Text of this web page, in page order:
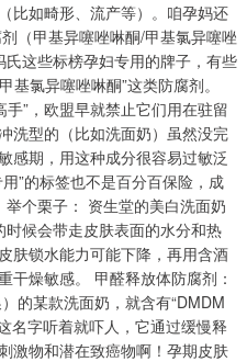
比如畸形、流产等）。咱孕妈还
（甲基异噻唑啉酮/甲基氯异噻唑
这些标榜孕妇专用的牌子，有些
基氯异噻唑啉酮”这类防腐剂。
”，欧盟早就禁止它们用在驻留
洗型的（比如洗面奶）虽然没完
感期，用这种成分很容易过敏泛
”的标签也不是百分百保险，成
个栗子： 资生堂的美白洗面奶
候会带走皮肤表面的水分和热
肤锁水能力可能下降，再用含酒
干燥敏感。 甲醛释放体防腐剂：
的某款洗面奶，就含有“DMDM
名字听着就吓人，它通过缓慢释
激物和潜在致癌物啊！孕期皮肤